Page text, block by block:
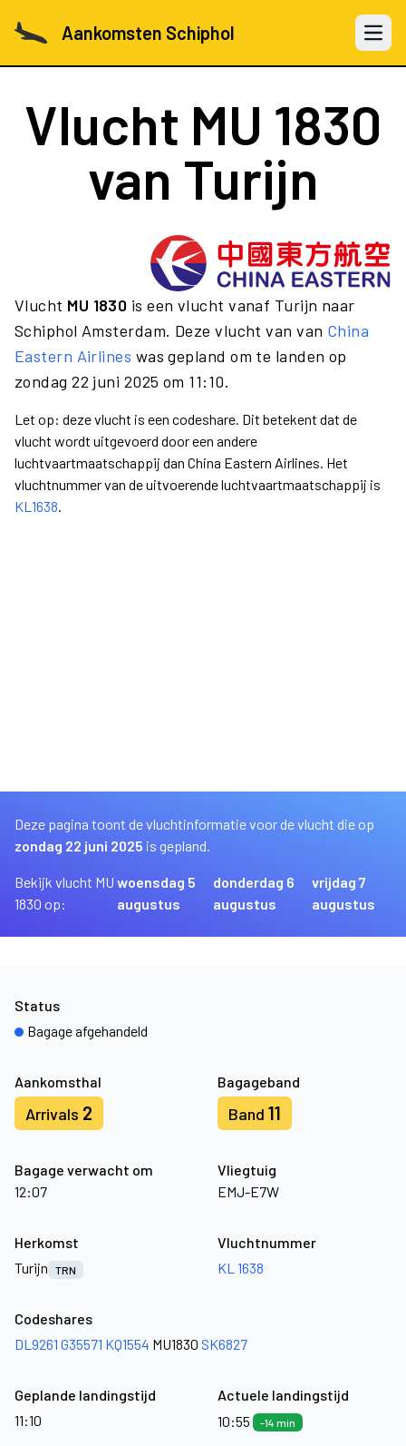
Aankomsten Schiphol Open
Vlucht MU 1830
van Turijn
Vlucht MU 1830 is een vlucht vanaf Turijn naar
Schiphol Amsterdam. Deze vlucht van van China
Eastern Airlines was gepland om te landen op
zondag 22 juni 2025 om 11:10.
Let op: deze vlucht is een codeshare. Dit betekent dat de
vlucht wordt uitgevoerd door een andere
luchtvaartmaatschappij dan China Eastern Airlines. Het
vluchtnummer van de uitvoerende luchtvaartmaatschappij is
KL1638.
Deze pagina toont de vluchtinformatie voor de vlucht die op
zondag 22 juni 2025 is gepland.
Bekijk vlucht MU
1830 op:
woensdag 5
augustus
donderdag 6
augustus
vrijdag 7
augustus
Aankomsthal
Arrivals 2
Bagageband
Band 11
Bagage verwacht om
12:07
Vliegtuig
EMJ-E7W
Status
Bagage afgehandeld
Herkomst
Turijn
TRN
Vluchtnummer
KL 1638
Codeshares
DL9261 G35571 KQ1554 MU1830 SK6827
Geplande landingstijd
11:10
Actuele landingstijd
10:55
-14 min